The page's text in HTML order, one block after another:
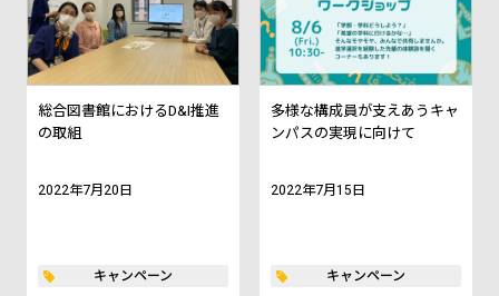
総合図書館におけるD&I推進
の取組
2022年7月20日
キャンペーン
多様な構成員が支えあうキャ
ンパスの実現に向けて
2022年7月15日
キャンペーン